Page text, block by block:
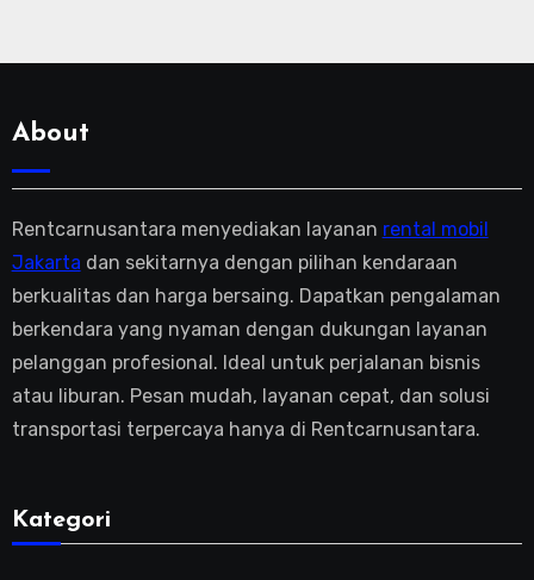
About
Rentcarnusantara menyediakan layanan rental mobil
Jakarta dan sekitarnya dengan pilihan kendaraan
berkualitas dan harga bersaing. Dapatkan pengalaman
berkendara yang nyaman dengan dukungan layanan
pelanggan profesional. Ideal untuk perjalanan bisnis
atau liburan. Pesan mudah, layanan cepat, dan solusi
transportasi terpercaya hanya di Rentcarnusantara.
Kategori